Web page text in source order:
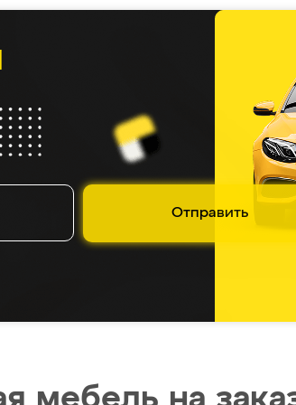
Отправить